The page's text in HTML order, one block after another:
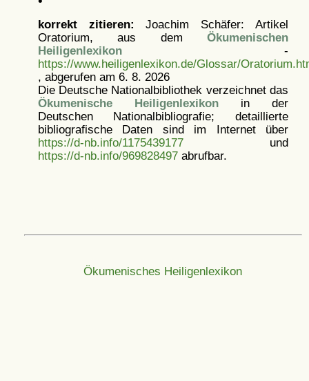
korrekt zitieren: Joachim Schäfer: Artikel
Oratorium, aus dem Ökumenischen
Heiligenlexikon-
https://www.heiligenlexikon.de/Glossar/
, abgerufen am 6. 8. 2026
Die Deutsche Nationalbibliothek verzeichnet das
Ökumenische Heiligenlexikonin der
Deutschen Nationalbibliografie; detaillierte
bibliografische Daten sind im Internet über
https://d-nb.info/1175439177und
https://d-nb.info/969828497abrufbar.
Ökumenisches Heiligenlexikon